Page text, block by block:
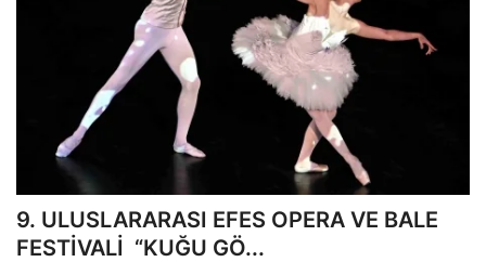
9. ULUSLARARASI EFES OPERA VE BALE
FESTİVALİ “KUĞU GÖ...